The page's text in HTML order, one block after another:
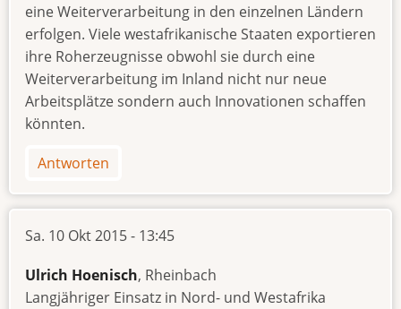
eine Weiterverarbeitung in den einzelnen Ländern
erfolgen. Viele westafrikanische Staaten exportieren
ihre Roherzeugnisse obwohl sie durch eine
Weiterverarbeitung im Inland nicht nur neue
Arbeitsplätze sondern auch Innovationen schaffen
könnten.
Antworten
Sa. 10 Okt 2015 - 13:45
Ulrich Hoenisch, Rheinbach
Langjähriger Einsatz in Nord- und Westafrika